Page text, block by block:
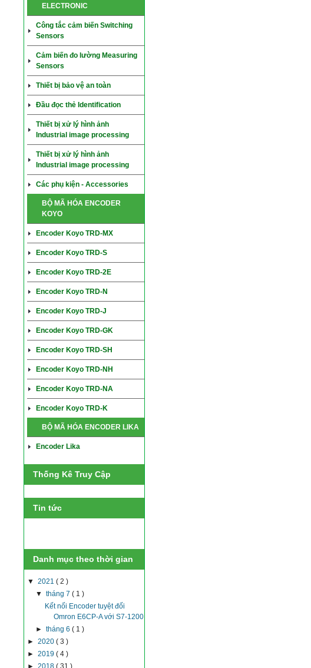
ELECTRONIC
Công tắc cảm biến Switching
Sensors
Cảm biến đo lường Measuring
Sensors
Thiết bị bảo vệ an toàn
Đầu đọc thẻ Identification
Thiết bị xử lý hình ảnh
Industrial image processing
Thiết bị xử lý hình ảnh
Industrial image processing
Các phụ kiện - Accessories
BỘ MÃ HÓA ENCODER
KOYO
Encoder Koyo TRD-MX
Encoder Koyo TRD-S
Encoder Koyo TRD-2E
Encoder Koyo TRD-N
Encoder Koyo TRD-J
Encoder Koyo TRD-GK
Encoder Koyo TRD-SH
Encoder Koyo TRD-NH
Encoder Koyo TRD-NA
Encoder Koyo TRD-K
BỘ MÃ HÓA ENCODER LIKA
Encoder Lika
Thống Kê Truy Cập
Tin tức
Danh mục theo thời gian
▼ 2021 ( 2 )
▼ tháng 7 ( 1 )
Kết nối Encoder tuyệt đối
Omron E6CP-A với S7-1200
► tháng 6 ( 1 )
► 2020 ( 3 )
► 2019 ( 4 )
► 2018 ( 31 )